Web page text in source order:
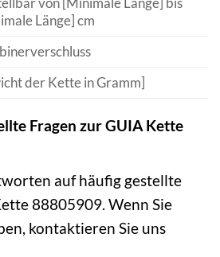
Länge] cm
der Kette in Gramm]
Fragen zur GUIA Kette
auf häufig gestellte
88805909. Wenn Sie
kontaktieren Sie uns